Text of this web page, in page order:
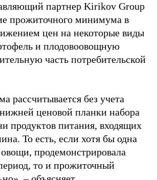
партнер Kirikov Group
прожиточного минимума в
цен на некоторые виды
и плодовоовощную
часть потребительской
рассчитывается без учета
ценовой планки набора
продуктов питания, входящих
То есть, если хотя бы одна
продемонстрировала
то и прожиточный